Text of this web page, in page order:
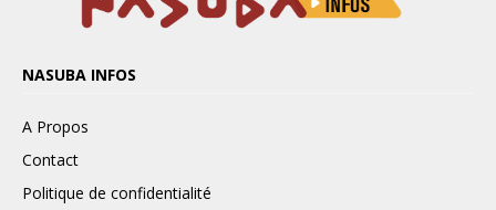
NASUBA INFOS
A Propos
Contact
Politique de confidentialité